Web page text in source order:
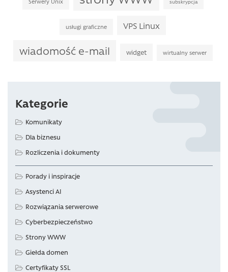
subskrypcja
usługi graficzne VPS Linux
wiadomość e-mail widget wirtualny serwer
Kategorie
Komunikaty
Dla biznesu
Rozliczenia i dokumenty
Porady i inspiracje
Asystenci AI
Rozwiązania serwerowe
Cyberbezpieczeństwo
Strony WWW
Giełda domen
Certyfikaty SSL